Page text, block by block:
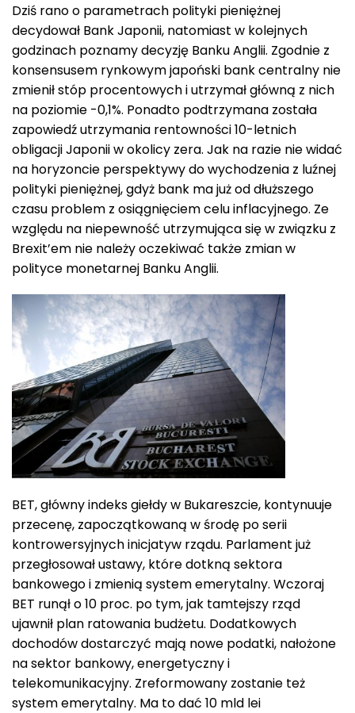
Dziś rano o parametrach polityki pieniężnej
decydował Bank Japonii, natomiast w kolejnych
godzinach poznamy decyzję Banku Anglii. Zgodnie z
konsensusem rynkowym japoński bank centralny nie
zmienił stóp procentowych i utrzymał główną z nich
na poziomie -0,1%. Ponadto podtrzymana została
zapowiedź utrzymania rentowności 10-letnich
obligacji Japonii w okolicy zera. Jak na razie nie widać
na horyzoncie perspektywy do wychodzenia z luźnej
polityki pieniężnej, gdyż bank ma już od dłuższego
czasu problem z osiągnięciem celu inflacyjnego. Ze
względu na niepewność utrzymująca się w związku z
Brexit’em nie należy oczekiwać także zmian w
polityce monetarnej Banku Anglii.
BET, główny indeks giełdy w Bukareszcie, kontynuuje
przecenę, zapoczątkowaną w środę po serii
kontrowersyjnych inicjatyw rządu. Parlament już
przegłosował ustawy, które dotkną sektora
bankowego i zmienią system emerytalny. Wczoraj
BET runął o 10 proc. po tym, jak tamtejszy rząd
ujawnił plan ratowania budżetu. Dodatkowych
dochodów dostarczyć mają nowe podatki, nałożone
na sektor bankowy, energetyczny i
telekomunikacyjny. Zreformowany zostanie też
system emerytalny. Ma to dać 10 mld lei